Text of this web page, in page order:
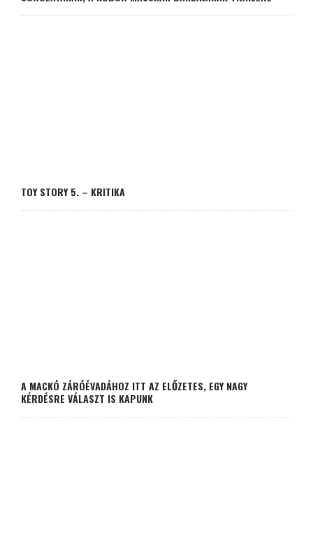
TOY STORY 5. – KRITIKA
A MACKÓ ZÁRÓÉVADÁHOZ ITT AZ ELŐZETES, EGY NAGY
KÉRDÉSRE VÁLASZT IS KAPUNK